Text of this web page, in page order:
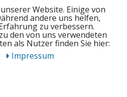
Website. Einige von
andere uns helfen,
zu verbessern.
den von uns verwendeten
als Nutzer finden Sie hier:
Impressum